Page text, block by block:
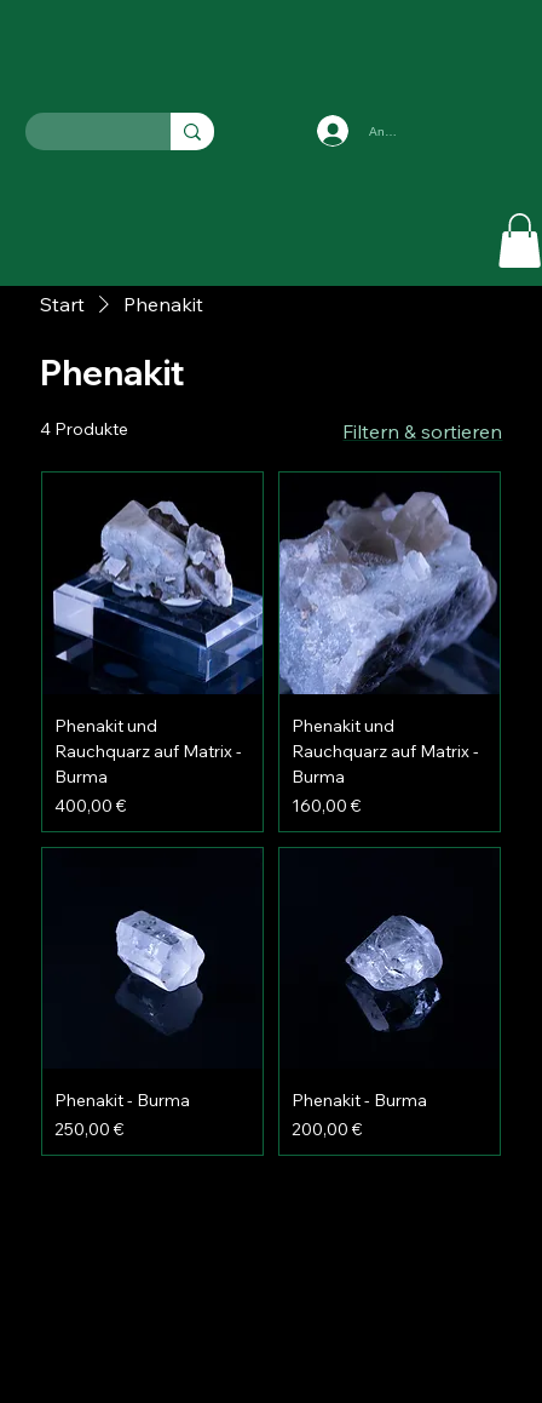
Anmelden
Start Phenakit
Phenakit
4 Produkte Filtern & sortieren
Phenakit und
Rauchquarz auf Matrix -
Burma
Preis
400,00 €
Phenakit und
Rauchquarz auf Matrix -
Burma
Preis
160,00 €
Phenakit - Burma
Preis
250,00 €
Phenakit - Burma
Preis
200,00 €